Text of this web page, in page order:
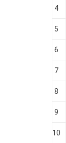
4
5
6
7
8
9
10